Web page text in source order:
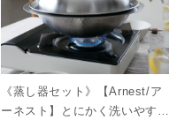
《蒸し器セット》【Arnest/ア
ーネスト】とにかく洗いやすい